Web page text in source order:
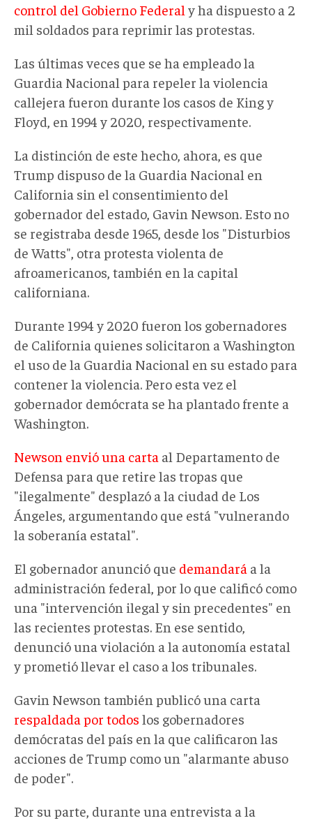
control del Gobierno Federal y ha dispuesto a 2
mil soldados para reprimir las protestas.
Las últimas veces que se ha empleado la
Guardia Nacional para repeler la violencia
callejera fueron durante los casos de King y
Floyd, en 1994 y 2020, respectivamente.
La distinción de este hecho, ahora, es que
Trump dispuso de la Guardia Nacional en
California sin el consentimiento del
gobernador del estado, Gavin Newson. Esto no
se registraba desde 1965, desde los "Disturbios
de Watts", otra protesta violenta de
afroamericanos, también en la capital
californiana.
Durante 1994 y 2020 fueron los gobernadores
de California quienes solicitaron a Washington
el uso de la Guardia Nacional en su estado para
contener la violencia. Pero esta vez el
gobernador demócrata se ha plantado frente a
Washington.
Newson envió una carta al Departamento de
Defensa para que retire las tropas que
"ilegalmente" desplazó a la ciudad de Los
Ángeles, argumentando que está "vulnerando
la soberanía estatal".
El gobernador anunció que demandará a la
administración federal, por lo que calificó como
una "intervención ilegal y sin precedentes" en
las recientes protestas. En ese sentido,
denunció una violación a la autonomía estatal
y prometió llevar el caso a los tribunales.
Gavin Newson también publicó una carta
respaldada por todos los gobernadores
demócratas del país en la que calificaron las
acciones de Trump como un "alarmante abuso
de poder".
Por su parte, durante una entrevista a la